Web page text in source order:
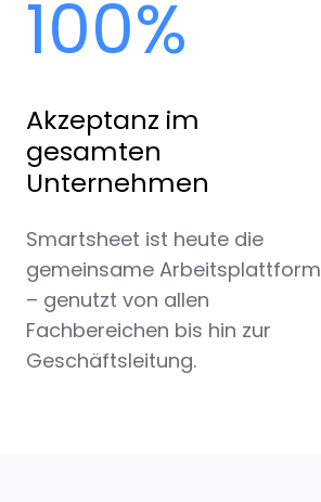
100%
Akzeptanz im
gesamten
Unternehmen
Smartsheet ist heute die
gemeinsame Arbeitsplattform
– genutzt von allen
Fachbereichen bis hin zur
Geschäftsleitung.